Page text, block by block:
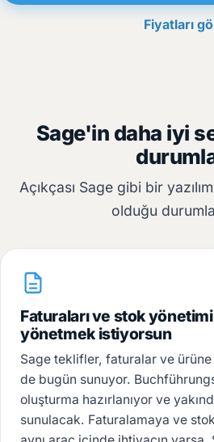
Fiyatları
Sage'in daha iyi
Açıkçası Sage gibi bir
olduğu
Faturaları ve stok
yönetmek istiyorsun
Sage teklifler, faturalar ve
de bugün sunuyor.
oluşturma hazırlanıyor ve
sunulacak. Faturalamaya ve